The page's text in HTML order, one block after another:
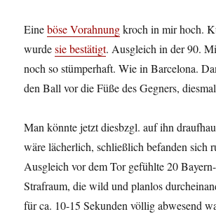
Eineböse Vorahnungkroch in mir hoch.
wurdesie bestätigt. Ausgleich in der 90.
noch so stümperhaft. Wie in Barcelona.
den Ball vor die Füße des Gegners,
Man könnte jetzt diesbzgl. auf ihn
wäre lächerlich, schließlich befanden sich
Ausgleich vor dem Tor gefühlte 20
Strafraum, die wild und planlos
für ca. 10-15 Sekunden völlig abwesend